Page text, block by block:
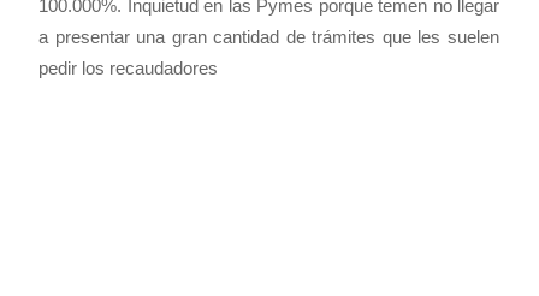
100.000%. Inquietud en las Pymes porque temen no llegar
a presentar una gran cantidad de trámites que les suelen
pedir los recaudadores